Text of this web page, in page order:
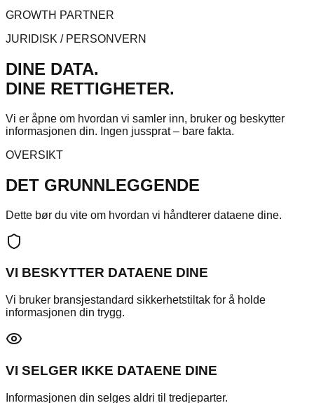
GROWTH PARTNER
JURIDISK / PERSONVERN
DINE DATA.
DINE RETTIGHETER.
Vi er åpne om hvordan vi samler inn, bruker og beskytter
informasjonen din. Ingen jussprat – bare fakta.
OVERSIKT
DET GRUNNLEGGENDE
Dette bør du vite om hvordan vi håndterer dataene dine.
VI BESKYTTER DATAENE DINE
Vi bruker bransjestandard sikkerhetstiltak for å holde
informasjonen din trygg.
VI SELGER IKKE DATAENE DINE
Informasjonen din selges aldri til tredjeparter.